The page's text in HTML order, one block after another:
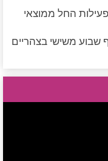
החל ממוצאי
שבוע משישי בצהריים